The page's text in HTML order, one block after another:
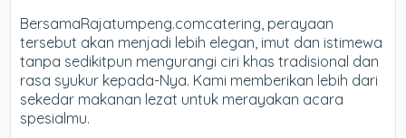
BersamaRajatumpeng.comcatering, perayaan
tersebut akan menjadi lebih elegan, imut dan istimewa
tanpa sedikitpun mengurangi ciri khas tradisional dan
rasa syukur kepada-Nya. Kami memberikan lebih dari
sekedar makanan lezat untuk merayakan acara
spesialmu.